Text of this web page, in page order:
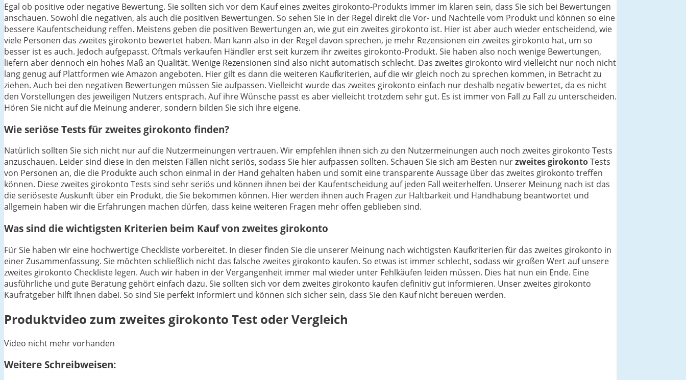
Egal ob positive oder negative Bewertung. Sie sollten sich vor dem Kauf eines zweites girokonto-Produkts immer im klaren sein, dass Sie sich bei Bewertungen
anschauen. Sowohl die negativen, als auch die positiven Bewertungen. So sehen Sie in der Regel direkt die Vor- und Nachteile vom Produkt und können so eine
bessere Kaufentscheidung reffen. Meistens geben die positiven Bewertungen an, wie gut ein zweites girokonto ist. Hier ist aber auch wieder entscheidend, wie
viele Personen das zweites girokonto bewertet haben. Man kann also in der Regel davon sprechen, je mehr Rezensionen ein zweites girokonto hat, um so
besser ist es auch. Jedoch aufgepasst. Oftmals verkaufen Händler erst seit kurzem ihr zweites girokonto-Produkt. Sie haben also noch wenige Bewertungen,
liefern aber dennoch ein hohes Maß an Qualität. Wenige Rezensionen sind also nicht automatisch schlecht. Das zweites girokonto wird vielleicht nur noch nicht
lang genug auf Plattformen wie Amazon angeboten. Hier gilt es dann die weiteren Kaufkriterien, auf die wir gleich noch zu sprechen kommen, in Betracht zu
ziehen. Auch bei den negativen Bewertungen müssen Sie aufpassen. Vielleicht wurde das zweites girokonto einfach nur deshalb negativ bewertet, da es nicht
den Vorstellungen des jeweiligen Nutzers entsprach. Auf ihre Wünsche passt es aber vielleicht trotzdem sehr gut. Es ist immer von Fall zu Fall zu unterscheiden.
Hören Sie nicht auf die Meinung anderer, sondern bilden Sie sich ihre eigene.
Wie seriöse Tests für zweites girokonto finden?
Natürlich sollten Sie sich nicht nur auf die Nutzermeinungen vertrauen. Wir empfehlen ihnen sich zu den Nutzermeinungen auch noch zweites girokonto Tests
anzuschauen. Leider sind diese in den meisten Fällen nicht seriös, sodass Sie hier aufpassen sollten. Schauen Sie sich am Besten nurzweites girokontoTests
von Personen an, die die Produkte auch schon einmal in der Hand gehalten haben und somit eine transparente Aussage über das zweites girokonto treffen
können. Diese zweites girokonto Tests sind sehr seriös und können ihnen bei der Kaufentscheidung auf jeden Fall weiterhelfen. Unserer Meinung nach ist das
die seriöseste Auskunft über ein Produkt, die Sie bekommen können. Hier werden ihnen auch Fragen zur Haltbarkeit und Handhabung beantwortet und
allgemein haben wir die Erfahrungen machen dürfen, dass keine weiteren Fragen mehr offen geblieben sind.
Was sind die wichtigsten Kriterien beim Kauf von zweites girokonto
Für Sie haben wir eine hochwertige Checkliste vorbereitet. In dieser finden Sie die unserer Meinung nach wichtigsten Kaufkriterien für das zweites girokonto in
einer Zusammenfassung. Sie möchten schließlich nicht das falsche zweites girokonto kaufen. So etwas ist immer schlecht, sodass wir großen Wert auf unsere
zweites girokonto Checkliste legen. Auch wir haben in der Vergangenheit immer mal wieder unter Fehlkäufen leiden müssen. Dies hat nun ein Ende. Eine
ausführliche und gute Beratung gehört einfach dazu. Sie sollten sich vor dem zweites girokonto kaufen definitiv gut informieren. Unser zweites girokonto
Kaufratgeber hilft ihnen dabei. So sind Sie perfekt informiert und können sich sicher sein, dass Sie den Kauf nicht bereuen werden.
Produktvideo zum zweites girokonto Test oder Vergleich
Video nicht mehr vorhanden
Weitere Schreibweisen: